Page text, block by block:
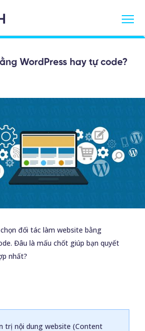
WordPress hay tự code?
đối tác làm website bằng
Đâu là mấu chốt giúp bạn quyết
nhất?
trị nội dung website (Content